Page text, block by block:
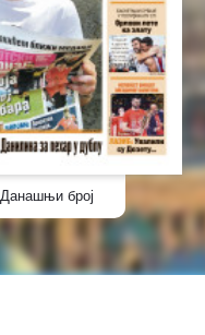
Данашњи број